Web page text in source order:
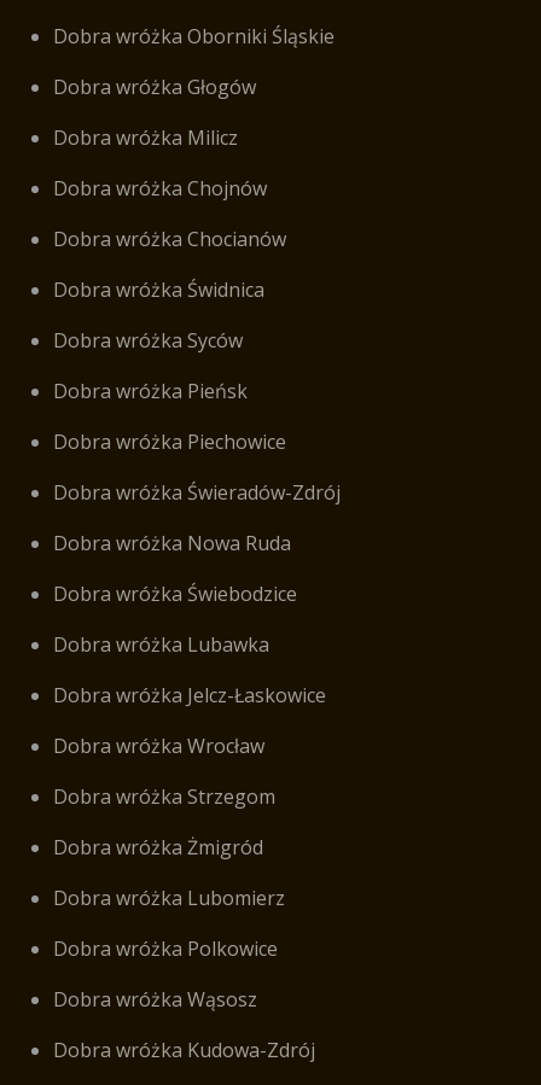
Dobra wróżka Oborniki Śląskie
Dobra wróżka Głogów
Dobra wróżka Milicz
Dobra wróżka Chojnów
Dobra wróżka Chocianów
Dobra wróżka Świdnica
Dobra wróżka Syców
Dobra wróżka Pieńsk
Dobra wróżka Piechowice
Dobra wróżka Świeradów-Zdrój
Dobra wróżka Nowa Ruda
Dobra wróżka Świebodzice
Dobra wróżka Lubawka
Dobra wróżka Jelcz-Łaskowice
Dobra wróżka Wrocław
Dobra wróżka Strzegom
Dobra wróżka Żmigród
Dobra wróżka Lubomierz
Dobra wróżka Polkowice
Dobra wróżka Wąsosz
Dobra wróżka Kudowa-Zdrój